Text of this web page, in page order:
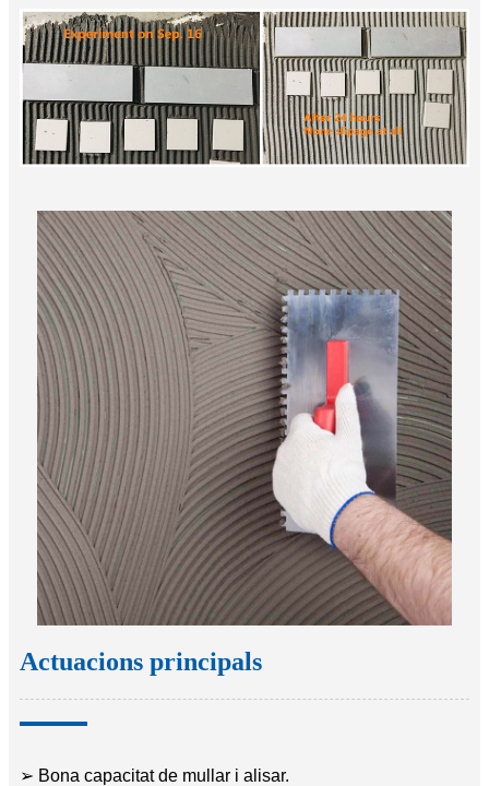
Actuacions principals
➢ Bona capacitat de mullar i alisar.